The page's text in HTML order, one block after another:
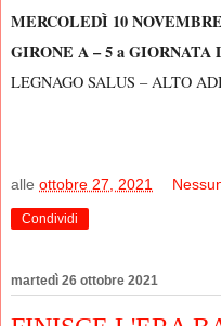
MERCOLEDÌ 10
GIRONE A – 5 a GIORNATA
LEGNAGO SALUS – ALTO
alle ottobre 27, 2021
Condividi
martedì 26 ottobre 2021